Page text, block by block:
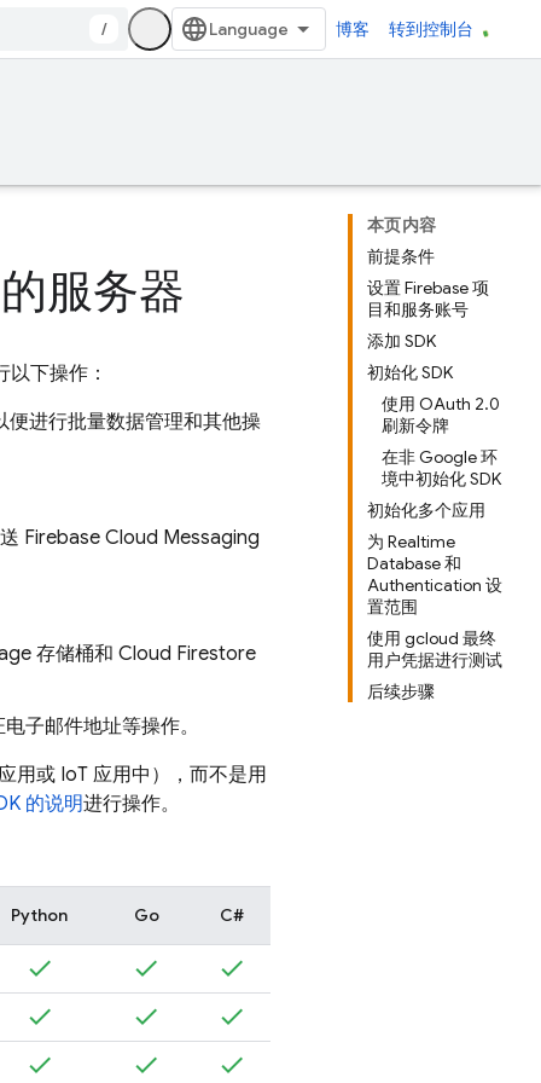
/ 博客 转到控制台
本页内容
前提条件
设置 Firebase 项
目和服务账号
添加 SDK
初始化 SDK
使用 OAuth 2.0
刷新令牌
在非 Google 环
境中初始化 SDK
初始化多个应用
为 Realtime
Database 和
Authentication 设
置范围
使用 gcloud 最终
用户凭据进行测试
后续步骤
服务器
下操作：
进行批量数据管理和其他操
Firebase Cloud Messaging
存储桶和 Cloud Firestore
子邮件地址等操作。
用或 IoT 应用中），而不是用
的说明进行操作。
Python Go C#